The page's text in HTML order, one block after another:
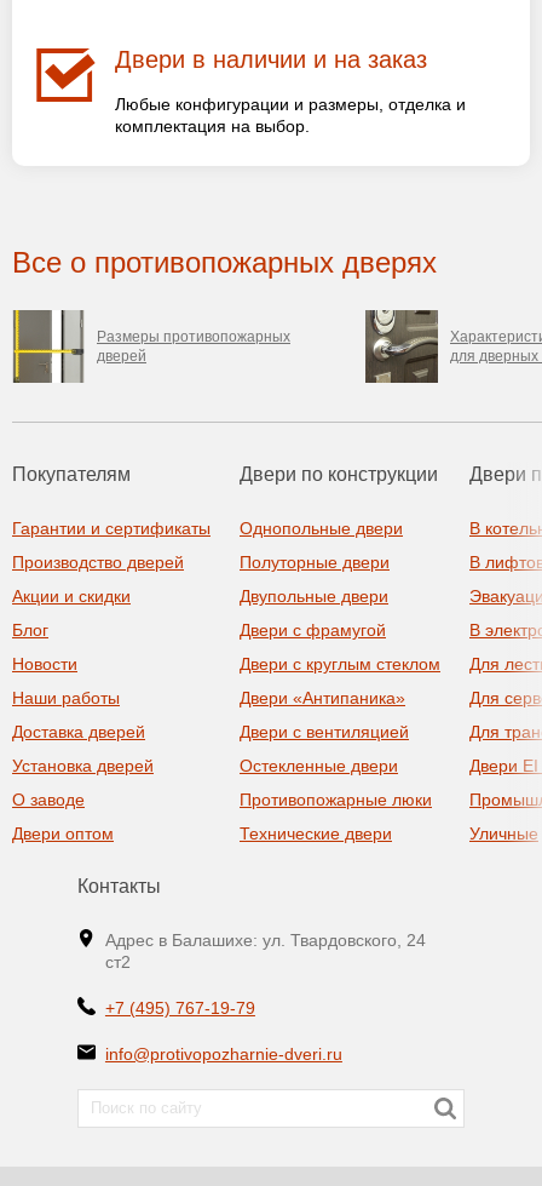
Двери в наличии и на заказ
Любые конфигурации и размеры, отделка и
комплектация на выбор.
Все о противопожарных дверях
Размеры противопожарных
дверей
для дверных
Покупателям
Гарантии и сертификаты
Производство дверей
Акции и скидки
Блог
Новости
Наши работы
Доставка дверей
Установка дверей
О заводе
Двери оптом
Двери по конструкции
Однопольные двери
Полуторные двери
Двупольные двери
Двери с фрамугой
Двери с круглым стеклом
Двери «Антипаника»
Двери с вентиляцией
Остекленные двери
Противопожарные люки
Технические двери
Двери
В
В
В
Для
Для
Для
Двери
Уличные
Контакты
Адрес в Балашихе: ул. Твардовского, 24
ст2
+7 (495) 767-19-79
info@protivopozharnie-dveri.ru